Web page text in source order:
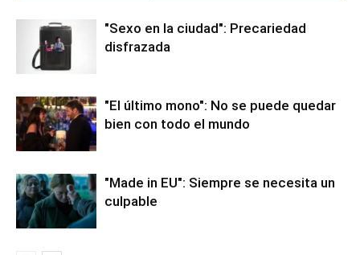
"Sexo en la ciudad": Precariedad
disfrazada
"El último mono": No se puede quedar
bien con todo el mundo
"Made in EU": Siempre se necesita un
culpable